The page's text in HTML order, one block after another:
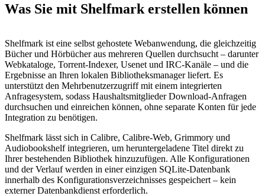
Was Sie mit Shelfmark erstellen können
Shelfmark ist eine selbst gehostete Webanwendung, die gleichzeitig
Bücher und Hörbücher aus mehreren Quellen durchsucht – darunter
Webkataloge, Torrent-Indexer, Usenet und IRC-Kanäle – und die
Ergebnisse an Ihren lokalen Bibliotheksmanager liefert. Es
unterstützt den Mehrbenutzerzugriff mit einem integrierten
Anfragesystem, sodass Haushaltsmitglieder Download-Anfragen
durchsuchen und einreichen können, ohne separate Konten für jede
Integration zu benötigen.
Shelfmark lässt sich in Calibre, Calibre-Web, Grimmory und
Audiobookshelf integrieren, um heruntergeladene Titel direkt zu
Ihrer bestehenden Bibliothek hinzuzufügen. Alle Konfigurationen
und der Verlauf werden in einer einzigen SQLite-Datenbank
innerhalb des Konfigurationsverzeichnisses gespeichert – kein
externer Datenbankdienst erforderlich.